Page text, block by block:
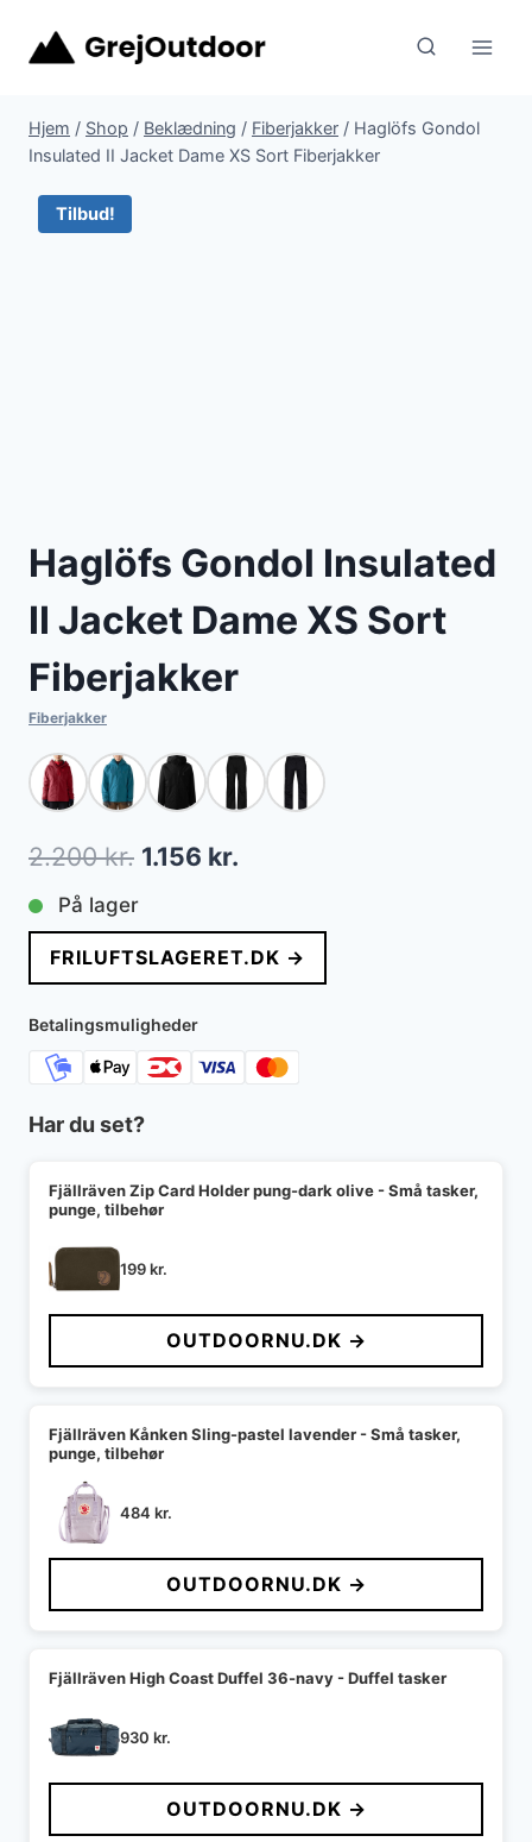
Hjem / Shop / Beklædning / Fiberjakker / Haglöfs Gondol
Insulated II Jacket Dame XS Sort Fiberjakker
Tilbud!
Haglöfs Gondol Insulated
II Jacket Dame XS Sort
Fiberjakker
Fiberjakker
2.200kr. Den
pris
var:
2.200 kr..
1.156 kr.
pris
er:
På lager
FRILUFTSLAGERET.DK →
Betalingsmuligheder
Har du set?
Fjällräven Zip Card Holder pung-dark olive - Små tasker,
punge, tilbehør
199kr.
OUTDOORNU.DK →
Fjällräven Kånken Sling-pastel lavender - Små tasker,
punge, tilbehør
484 kr.
OUTDOORNU.DK →
Fjällräven High Coast Duffel 36-navy - Duffel tasker
930 kr.
OUTDOORNU.DK →